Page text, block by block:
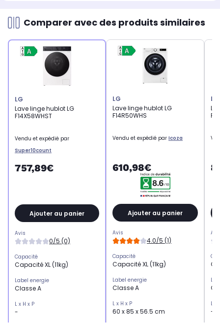
Comparer avec des produits similaires
LG
Lave linge hublot LG
F14X58WHST
Vendu et expédié par
Super10count
757,89€
Ajouter au panier
Avis
0/5 (0)
Capacité
Capacité XL (11kg)
Label energie
Classe A
L x H x P
-
LG
Lave linge hublot LG
F14R50WHS
Vendu et expédié par Icoza
610,98€
Ajouter au panier
Avis
4.0/5 (1)
Capacité
Capacité XL (11kg)
Label energie
Classe A
L x H x P
60 x 85 x 56.5 cm
LG
L x
-